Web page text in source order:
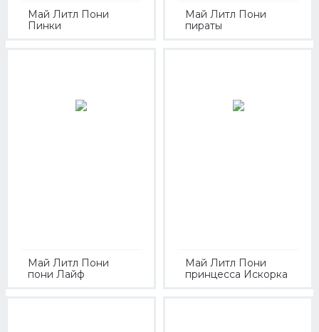
Май Литл Пони
Пинки
Май Литл Пони
пираты
Май Литл Пони
пони Лайф
Май Литл Пони
принцесса Искорка